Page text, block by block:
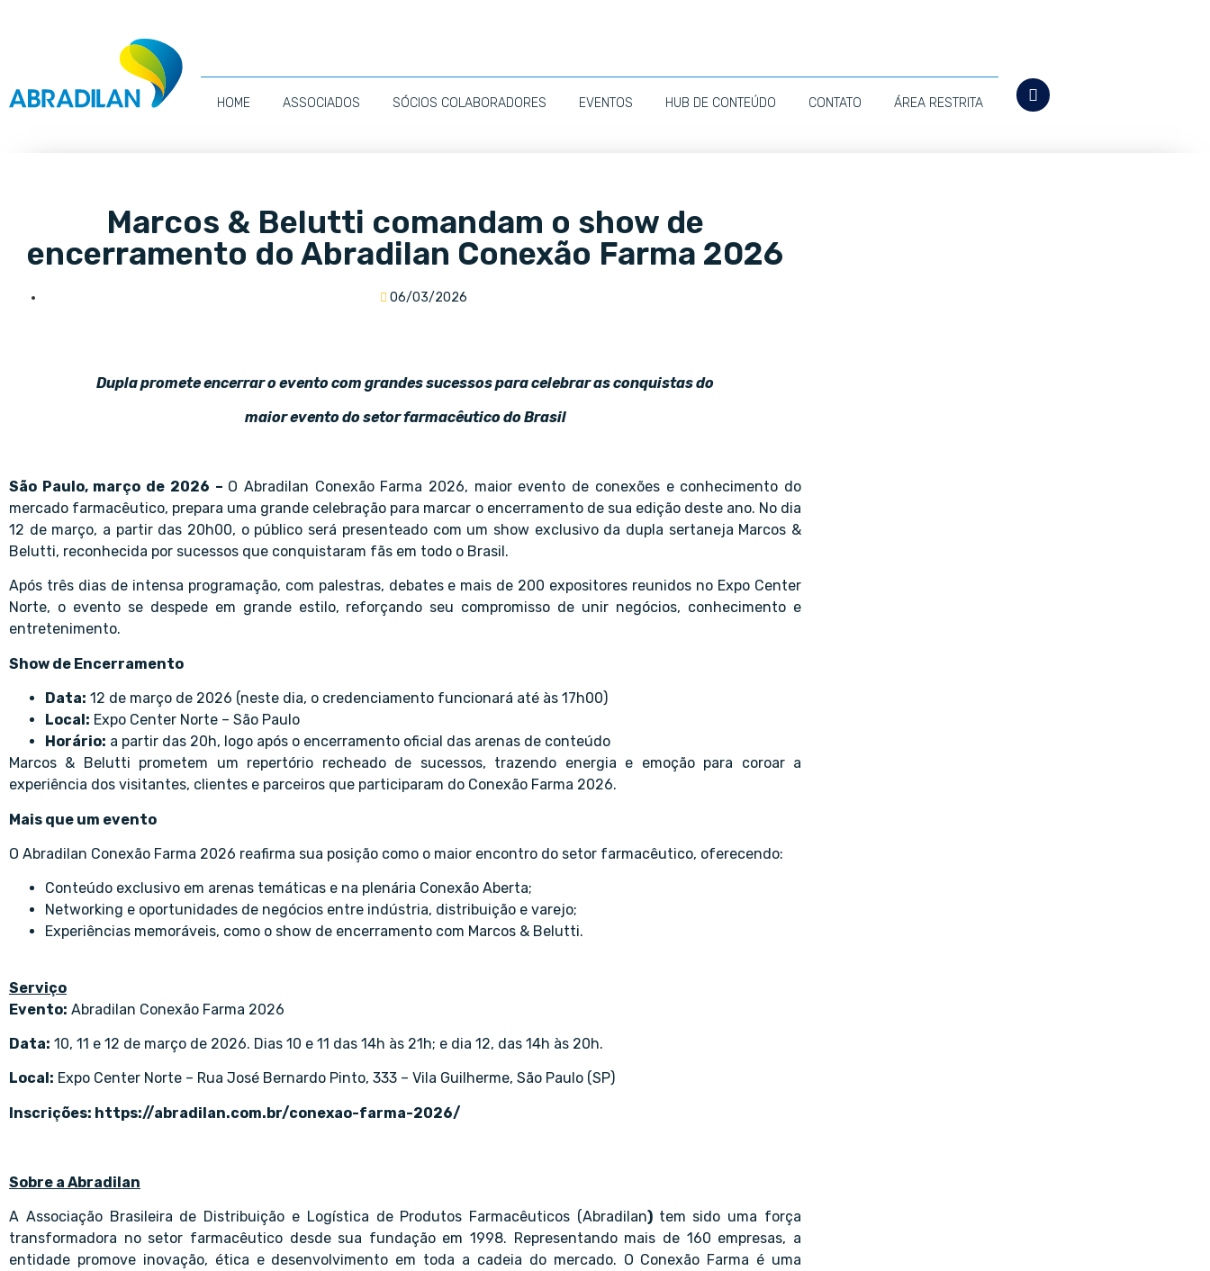
HOME ASSOCIADOS SÓCIOS COLABORADORES EVENTOS HUB DE CONTEÚDO CONTATO ÁREA RESTRITA
Marcos & Belutti comandam o show de
encerramento do Abradilan Conexão Farma 2026
06/03/2026
Dupla promete encerrar o evento com grandes sucessos para celebrar as conquistas do
maior evento do setor farmacêutico do Brasil
São Paulo, março de 2026 – O Abradilan Conexão Farma 2026, maior evento de conexões e conhecimento do
mercado farmacêutico, prepara uma grande celebração para marcar o encerramento de sua edição deste ano. No dia
12 de março, a partir das 20h00, o público será presenteado com um show exclusivo da dupla sertaneja Marcos &
Belutti, reconhecida por sucessos que conquistaram fãs em todo o Brasil.
Após três dias de intensa programação, com palestras, debates e mais de 200 expositores reunidos no Expo Center
Norte, o evento se despede em grande estilo, reforçando seu compromisso de unir negócios, conhecimento e
entretenimento.
Show de Encerramento
Data: 12 de março de 2026 (neste dia, o credenciamento funcionará até às 17h00)
Local: Expo Center Norte – São Paulo
Horário: a partir das 20h, logo após o encerramento oficial das arenas de conteúdo
Marcos & Belutti prometem um repertório recheado de sucessos, trazendo energia e emoção para coroar a
experiência dos visitantes, clientes e parceiros que participaram do Conexão Farma 2026.
Mais que um evento
O Abradilan Conexão Farma 2026 reafirma sua posição como o maior encontro do setor farmacêutico, oferecendo:
Conteúdo exclusivo em arenas temáticas e na plenária Conexão Aberta;
Networking e oportunidades de negócios entre indústria, distribuição e varejo;
Experiências memoráveis, como o show de encerramento com Marcos & Belutti.
Serviço
Evento: Abradilan Conexão Farma 2026
Data: 10, 11 e 12 de março de 2026. Dias 10 e 11 das 14h às 21h; e dia 12, das 14h às 20h.
Local: Expo Center Norte – Rua José Bernardo Pinto, 333 – Vila Guilherme, São Paulo (SP)
Inscrições: https://abradilan.com.br/conexao-farma-2026/
Sobre a Abradilan
A Associação Brasileira de Distribuição e Logística de Produtos Farmacêuticos (Abradilan) tem sido uma força
transformadora no setor farmacêutico desde sua fundação em 1998. Representando mais de 160 empresas, a
entidade promove inovação, ética e desenvolvimento em toda a cadeia do mercado. O Conexão Farma é uma